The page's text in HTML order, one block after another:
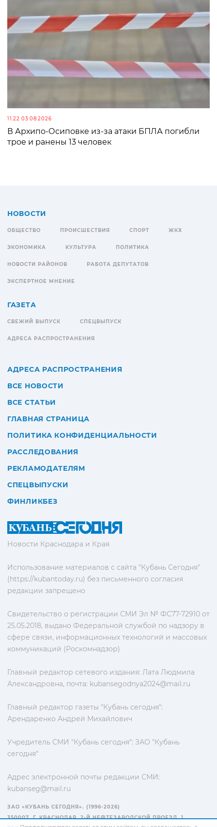
11:22 03.08.2026
В Архипо-Осиповке из-за атаки БПЛА погибли
трое и ранены 13 человек
Новости Краснодара и Края
Использование материалов с сайта "Кубань Сегодня"
(https://kubantoday.ru) без письменного согласия
редакции запрещено
Свидетельство о регистрации СМИ Эл № ФС77-72910 от
25.05.2018, выдано Федеральной службой по надзору в
сфере связи, информационных технологий и массовых
коммуникаций (Роскомнадзор)
Главный редактор сетевого издания: Лата Людмила
Александровна, почта: kubansegodnya2024@mail.ru
Главный редактор газеты "Кубань сегодня":
Арендаренко Андрей Михайлович
Учредитель СМИ "Кубань сегодня": ЗАО "Кубань
сегодня"
Адрес электронной почты редакции СМИ:
kubanseg@mail.ru
НОВОСТИ
ОБЩЕСТВО ПРОИСШЕСТВИЯ СПОРТ ЖКХ
ЭКОНОМИКА КУЛЬТУРА ПОЛИТИКА
НОВОСТИ РАЙОНОВ РАБОТА ДЕПУТАТОВ
ЭКСПЕРТНОЕ МНЕНИЕ
ГАЗЕТА
СВЕЖИЙ ВЫПУСК СПЕЦВЫПУСК
АДРЕСА РАСПРОСТРАНЕНИЯ
АДРЕСА РАСПРОСТРАНЕНИЯ
ВСЕ НОВОСТИ
ВСЕ СТАТЬИ
ГЛАВНАЯ СТРАНИЦА
ПОЛИТИКА КОНФИДЕНЦИАЛЬНОСТИ
РАССЛЕДОВАНИЯ
РЕКЛАМОДАТЕЛЯМ
СПЕЦВЫПУСКИ
ФИНЛИКБЕЗ
ЗАО «КУБАНЬ СЕГОДНЯ». (1996-2026)
350007, Г. КРАСНОДАР, 2-Й НЕФТЕЗАВОДСКОЙ ПРОЕЗД, 1